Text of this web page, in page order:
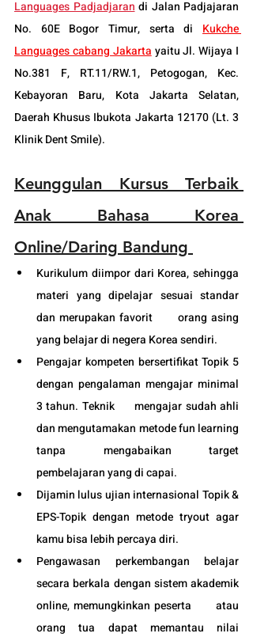
Languages Padjadjaran di Jalan Padjajaran
No. 60E Bogor Timur, serta di Kukche
Languages cabang Jakarta yaitu Jl. Wijaya I
No.381 F, RT.11/RW.1, Petogogan, Kec.
Kebayoran Baru, Kota Jakarta Selatan,
Daerah Khusus Ibukota Jakarta 12170 (Lt. 3
Klinik Dent Smile).
Keunggulan Kursus Terbaik
Anak Bahasa Korea
Online/Daring Bandung
Kurikulum diimpor dari Korea, sehingga
materi yang dipelajar sesuai standar
dan merupakan favorit      orang asing
yang belajar di negera Korea sendiri.
Pengajar kompeten bersertifikat Topik 5
dengan pengalaman mengajar minimal
3 tahun. Teknik      mengajar sudah ahli
dan mengutamakan metode fun learning
tanpa mengabaikan target
pembelajaran yang di capai.
Dijamin lulus ujian internasional Topik &
EPS-Topik dengan metode tryout agar
kamu bisa lebih percaya diri.
Pengawasan perkembangan belajar
secara berkala dengan sistem akademik
online, memungkinkan peserta      atau
orang tua dapat memantau nilai